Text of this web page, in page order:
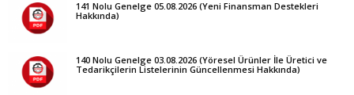
141 Nolu Genelge 05.08.2026 (Yeni Finansman Destekleri
Hakkında)
140 Nolu Genelge 03.08.2026 (Yöresel Ürünler İle Üretici ve
Tedarikçilerin Listelerinin Güncellenmesi Hakkında)